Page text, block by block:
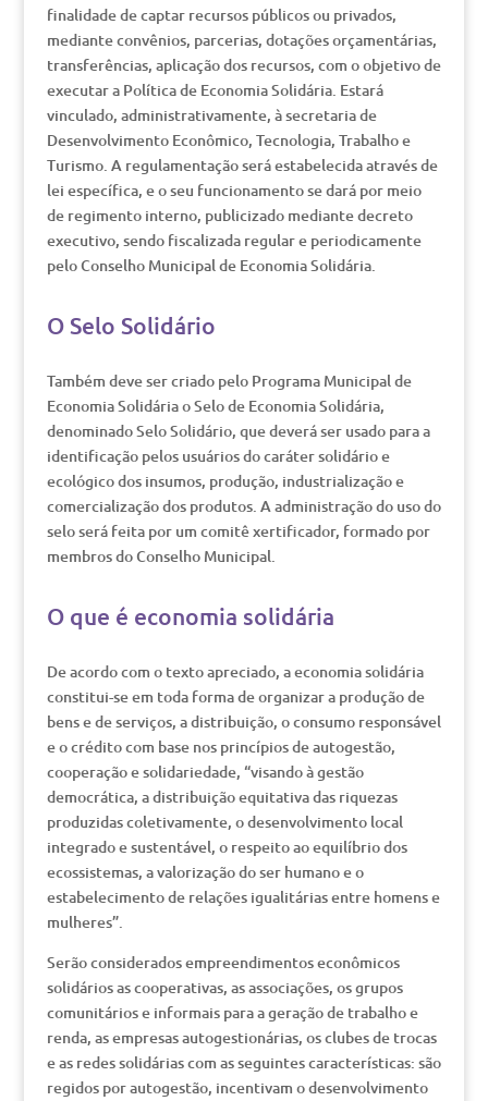
finalidade de captar recursos públicos ou privados,
mediante convênios, parcerias, dotações orçamentárias,
transferências, aplicação dos recursos, com o objetivo de
executar a Política de Economia Solidária. Estará
vinculado, administrativamente, à secretaria de
Desenvolvimento Econômico, Tecnologia, Trabalho e
Turismo. A regulamentação será estabelecida através de
lei específica, e o seu funcionamento se dará por meio
de regimento interno, publicizado mediante decreto
executivo, sendo fiscalizada regular e periodicamente
pelo Conselho Municipal de Economia Solidária.
O Selo Solidário
Também deve ser criado pelo Programa Municipal de
Economia Solidária o Selo de Economia Solidária,
denominado Selo Solidário, que deverá ser usado para a
identificação pelos usuários do caráter solidário e
ecológico dos insumos, produção, industrialização e
comercialização dos produtos. A administração do uso do
selo será feita por um comitê xertificador, formado por
membros do Conselho Municipal.
O que é economia solidária
De acordo com o texto apreciado, a economia solidária
constitui-se em toda forma de organizar a produção de
bens e de serviços, a distribuição, o consumo responsável
e o crédito com base nos princípios de autogestão,
cooperação e solidariedade, “visando à gestão
democrática, a distribuição equitativa das riquezas
produzidas coletivamente, o desenvolvimento local
integrado e sustentável, o respeito ao equilíbrio dos
ecossistemas, a valorização do ser humano e o
estabelecimento de relações igualitárias entre homens e
mulheres”.
Serão considerados empreendimentos econômicos
solidários as cooperativas, as associações, os grupos
comunitários e informais para a geração de trabalho e
renda, as empresas autogestionárias, os clubes de trocas
e as redes solidárias com as seguintes características: são
regidos por autogestão, incentivam o desenvolvimento